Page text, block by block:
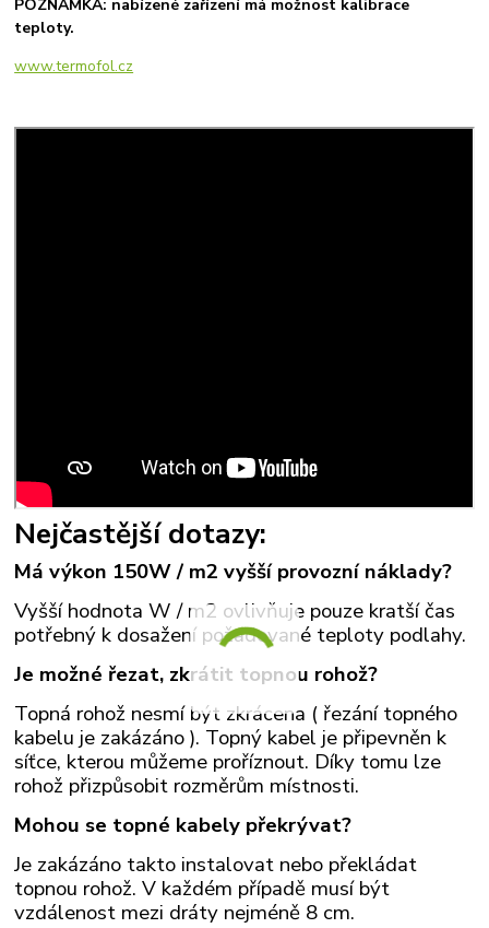
POZNÁMKA: nabízené zařízení má možnost kalibrace
teploty.
www.termofol.cz
Nejčastější dotazy:
Má výkon 150W / m2 vyšší provozní náklady?
Vyšší hodnota W / m2 ovlivňuje pouze kratší čas
potřebný k dosažení požadované teploty podlahy.
Je možné řezat, zkrátit topnou rohož?
Topná rohož nesmí být zkrácena ( řezání topného
kabelu je zakázáno ). Topný kabel je připevněn k
síťce, kterou můžeme proříznout. Díky tomu lze
rohož přizpůsobit rozměrům místnosti.
Mohou se topné kabely překrývat?
Je zakázáno takto instalovat nebo překládat
topnou rohož. V každém případě musí být
vzdálenost mezi dráty nejméně 8 cm.